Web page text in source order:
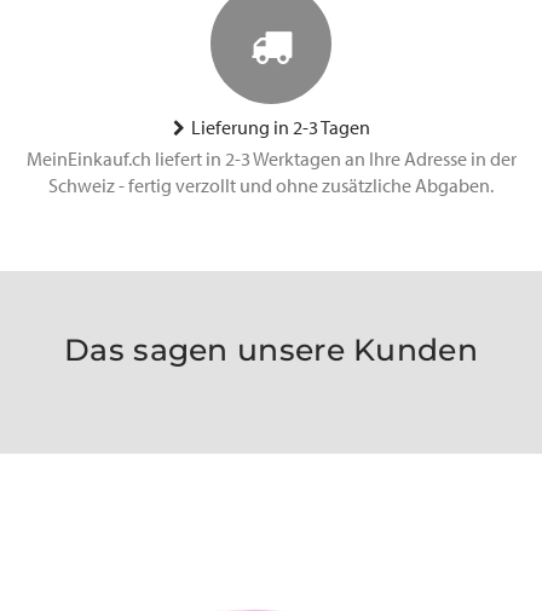
Lieferung in 2-3 Tagen
MeinEinkauf.ch liefert in 2-3 Werktagen an Ihre Adresse in der
Schweiz - fertig verzollt und ohne zusätzliche Abgaben.
Das sagen unsere Kunden